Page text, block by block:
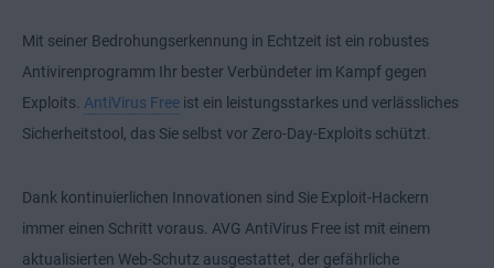
Mit seiner Bedrohungserkennung in Echtzeit ist ein robustes
Antivirenprogramm Ihr bester Verbündeter im Kampf gegen
Exploits. AntiVirus Free ist ein leistungsstarkes und verlässliches
Sicherheitstool, das Sie selbst vor Zero-Day-Exploits schützt.
Dank kontinuierlichen Innovationen sind Sie Exploit-Hackern
immer einen Schritt voraus. AVG AntiVirus Free ist mit einem
aktualisierten Web-Schutz ausgestattet, der gefährliche